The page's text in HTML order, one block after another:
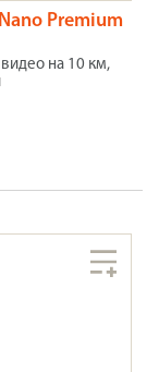
Premium
на 10 км,